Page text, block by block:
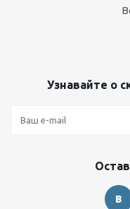
Узнавайте о